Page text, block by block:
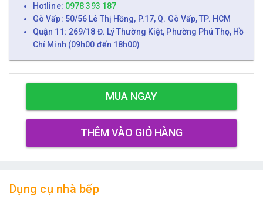
Hotline: 0978 393 187
Gò Vấp: 50/56 Lê Thị Hồng, P.17, Q. Gò Vấp, TP. HCM
Quận 11: 269/18 Đ. Lý Thường Kiệt, Phường Phú Thọ, Hồ
Chí Minh (09h00 đến 18h00)
MUA NGAY
THÊM VÀO GIỎ HÀNG
Dụng cụ nhà bếp